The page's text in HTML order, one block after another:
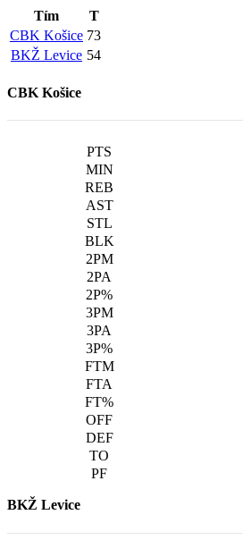
Tím
T
CBK Košice 73
BKŽ Levice 54
CBK Košice
BKŽ Levice